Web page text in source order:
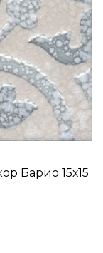
Барио 15х15